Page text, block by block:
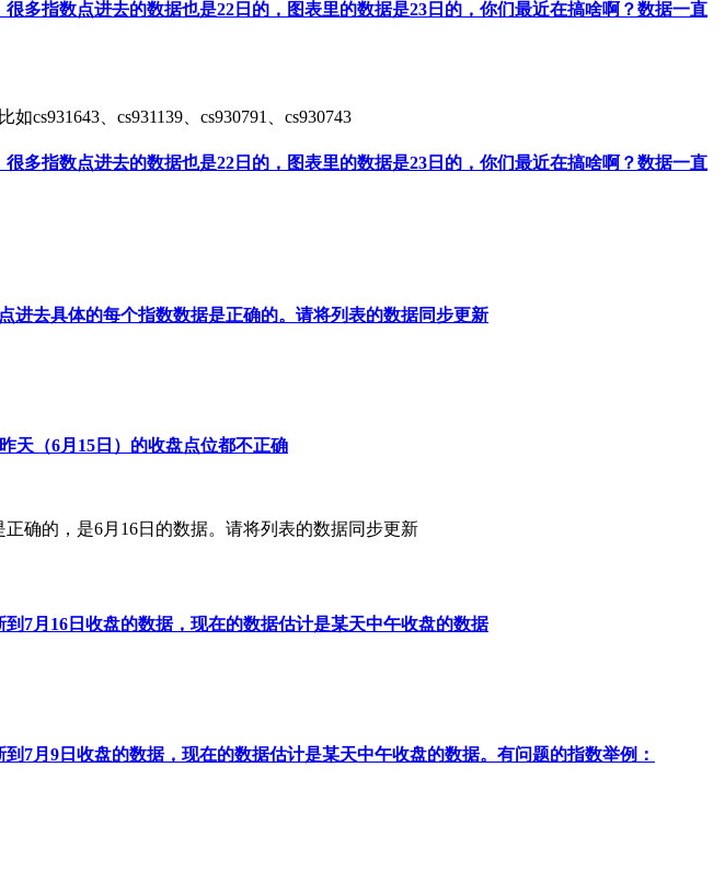
多指数点进去的数据也是22日的，图表里的数据是23日的，你们最近在搞啥啊？数据一直
、cs931139、cs930791、cs930743
多指数点进去的数据也是22日的，图表里的数据是23日的，你们最近在搞啥啊？数据一直
进去具体的每个指数数据是正确的。请将列表的数据同步更新
昨天（6月15日）的收盘点位都不正确
确的，是6月16日的数据。请将列表的数据同步更新
7月16日收盘的数据，现在的数据估计是某天中午收盘的数据
7月9日收盘的数据，现在的数据估计是某天中午收盘的数据。有问题的指数举例：